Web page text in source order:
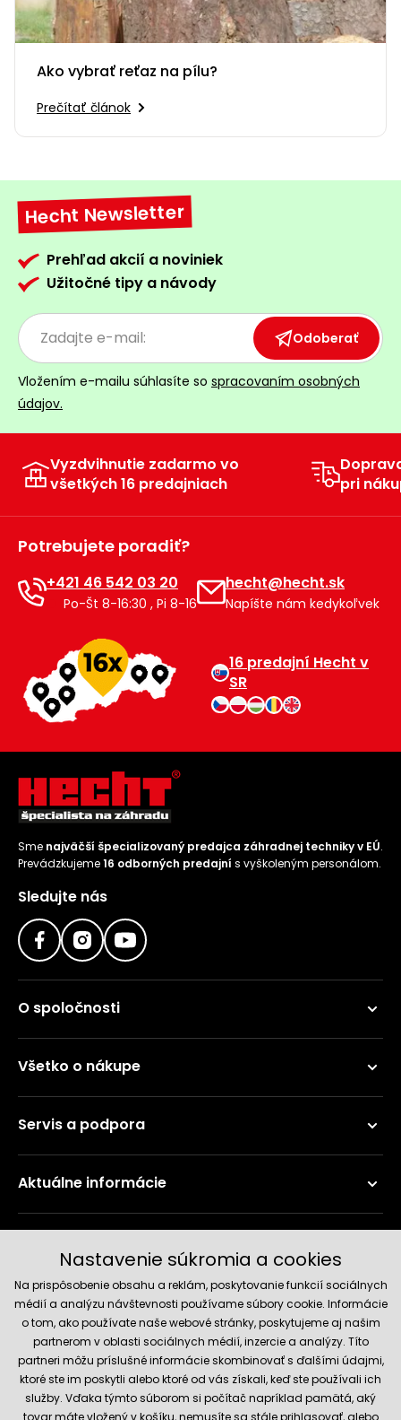
Ako vybrať reťaz na pílu?
Prečítať článok
Hecht Newsletter
Prehľad akcií a noviniek
Užitočné tipy a návody
Odoberať
Vložením e-mailu súhlasíte so spracovaním osobných
údajov.
Vyzdvihnutie zadarmo vo
všetkých 16 predajniach
pri
Potrebujete poradiť?
+421 46 542 03 20
Po-Št 8-16:30 , Pi 8-16
hecht@hecht.sk
Napíšte nám kedykoľvek
16 predajní Hecht v
SR
Sme najväčší špecializovaný predajca záhradnej techniky v EÚ.
Prevádzkujeme16 odborných predajní s vyškoleným personálom.
Sledujte nás
O spoločnosti
Všetko o nákupe
Servis a podpora
Aktuálne informácie
Spoľahlivý obchod
Nastavenie súkromia a cookies
Na prispôsobenie obsahu a reklám, poskytovanie funkcií sociálnych
médií a analýzu návštevnosti používame súbory cookie. Informácie
o tom, ako používate naše webové stránky, poskytujeme aj našim
partnerom v oblasti sociálnych médií, inzercie a analýzy. Títo
partneri môžu príslušné informácie skombinovať s ďalšími údajmi,
ktoré ste im poskytli alebo ktoré od vás získali, keď ste používali ich
služby. Vďaka týmto súborom si počítač napríklad pamätá, aký
tovar máte vložený v košíku, nemusíte sa stále prihlasovať, alebo